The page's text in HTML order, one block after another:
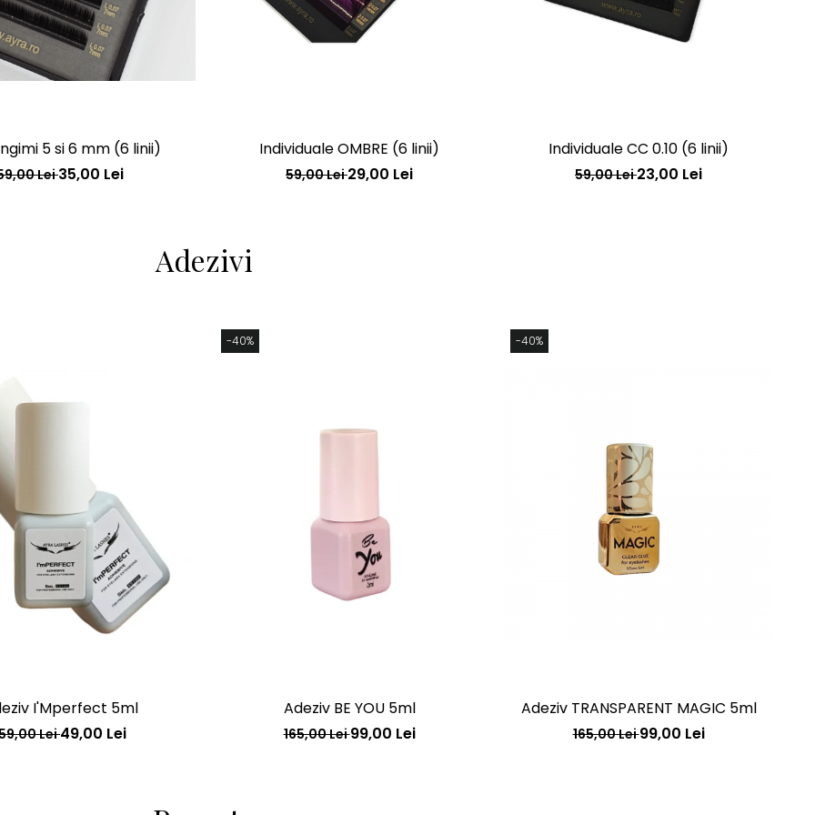
5 si 6 mm (6 linii)
Lei35,00 Lei
Individuale OMBRE (6 linii)
59,00 Lei29,00 Lei
Individuale CC 0.10 (6 linii)
59,00 Lei23,00 Lei
Adezivi
I'Mperfect 5ml
Lei49,00 Lei
-40%
Adeziv BE YOU 5ml
165,00 Lei99,00 Lei
-40%
Adeziv TRANSPARENT MAGIC 5ml
165,00 Lei99,00 Lei